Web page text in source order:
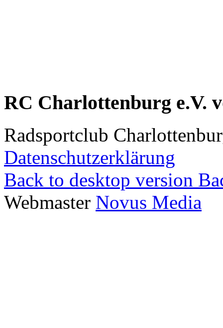
RC Charlottenburg e.V.
Radsportclub
Datenschutzerklärung
Back to desktop version
Webmaster Novus Media